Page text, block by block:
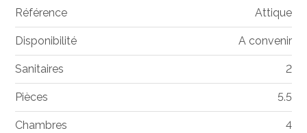
Référence Attique
Disponibilité A convenir
Sanitaires 2
Pièces 5.5
Chambres 4